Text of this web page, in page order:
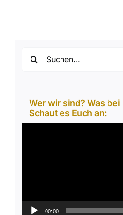
nach:
Wer wir sind? Was bei
Schaut es Euch an:
00:00